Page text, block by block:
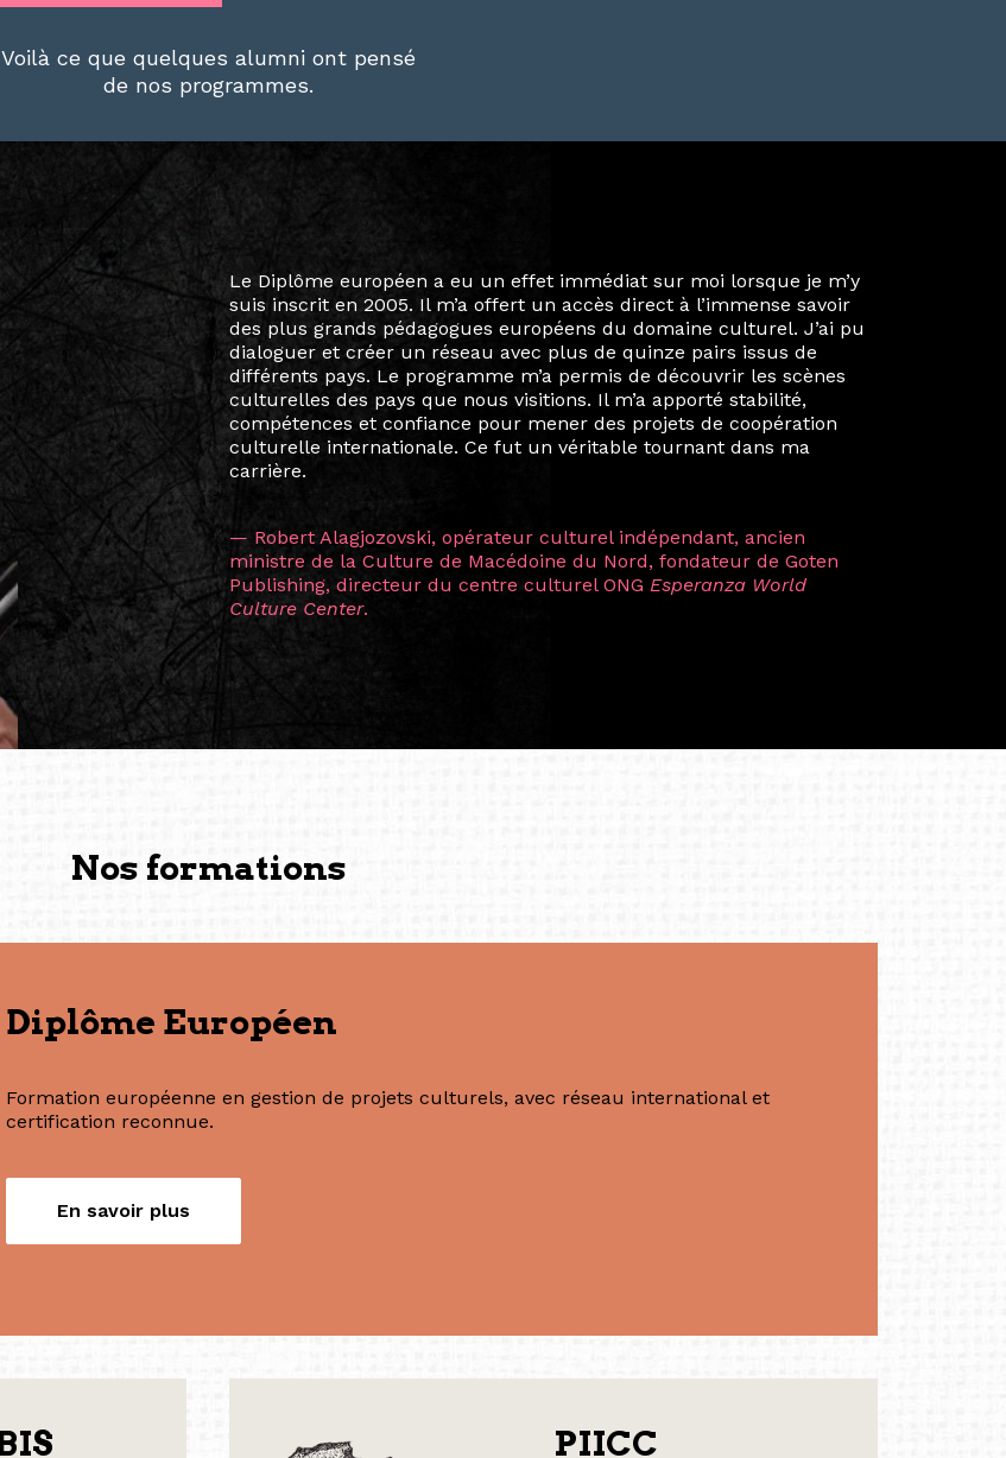
Voilà ce que quelques alumni ont pensé
de nos programmes.
Le destin a voulu que ma vie privée et ma vie professionnelle dans les
arts soient étroitement liées. Durant mon année au sein du Diplôme
Marcel Hicter, j’ai intégré un réseau européen aussi inattendu que
vibrant, qui s’est étendu bien au-delà de la salle de classe. En
quelques mois, j’invitais mes camarades à collaborer sur des projets
allant de Baguio City à Pékin, de Helsinki à Kuala Lumpur, Langkawi,
Manille, Tokyo et Varsovie, renforçant ainsi ma vision de curatrice
consistant à connecter des artistes à travers les disciplines et les
continents.
L’une des rencontres les plus marquantes fut celle avec ma
consœur HicterienneRuthe Zuntz — une amitié dont la générosité et
la vision ont transformé ma trajectoire et m’ont conduite de
Singapour à Berlin pendant près d’une décennie. Aujourd’hui encore,
les amitiés forgées durant cette année intense et inspirante
solidité et m’encouragent à continuer de rêver, de créer et de tendre
vers de nouvelles possibilités.
— Vanini Belarmino (Singapore /Germany)
(Photography: Geric Cruz)
Formation européenne en gestion de projets culturels, avec réseau international et